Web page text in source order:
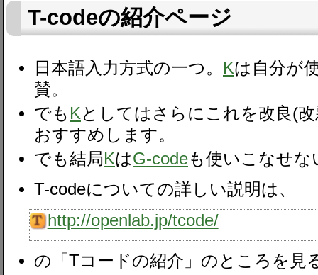
T-codeの紹介ページ
日本語入力方式の一つ。 Kは自分が
賛。
でも Kとしてはさらにこれを改良(
おすすめします。
でも結局KはG-codeも使いこなせ
T-codeについての詳しい説明は、
http://openlab.jp/tcode/
の「Tコードの紹介」のところを見